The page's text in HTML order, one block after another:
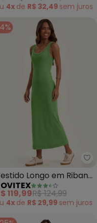
4x de R$ 32,49 sem juros
Longo
Longo em Ribana
119,99R$ 124,99
4x de R$ 29,99 sem juros